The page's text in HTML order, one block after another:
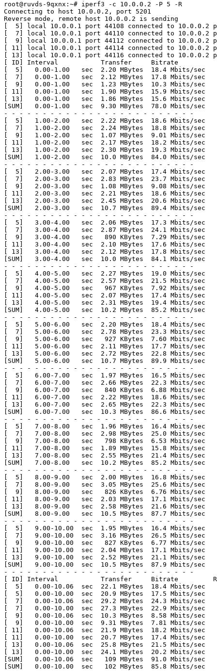
root@ruvds-9qxnx:~# iperf3 -c 10.0.0.2 -P 5 -R
Connecting to host 10.0.0.2, port 5201
Reverse mode, remote host 10.0.0.2 is sending
[  5] local 10.0.0.1 port 44108 connected to 10.0.0.2
[  7] local 10.0.0.1 port 44110 connected to 10.0.0.2
[  9] local 10.0.0.1 port 44112 connected to 10.0.0.2
[ 11] local 10.0.0.1 port 44114 connected to 10.0.0.2
[ 13] local 10.0.0.1 port 44116 connected to 10.0.0.2
[ ID] Interval           Transfer     Bitrate
[  5]   0.00-1.00   sec  2.20 MBytes
[  7]   0.00-1.00   sec  2.12 MBytes
[  9]   0.00-1.00   sec  1.23 MBytes
[ 11]   0.00-1.00   sec  1.90 MBytes
[ 13]   0.00-1.00   sec  1.86 MBytes
[SUM]   0.00-1.00   sec  9.30 MBytes
- - - - - - - - - - - - - - - - - - - - - - - - -
[  5]   1.00-2.00   sec  2.22 MBytes
[  7]   1.00-2.00   sec  2.24 MBytes
[  9]   1.00-2.00   sec  1.07 MBytes
[ 11]   1.00-2.00   sec  2.17 MBytes
[ 13]   1.00-2.00   sec  2.30 MBytes
[SUM]   1.00-2.00   sec  10.0 MBytes
- - - - - - - - - - - - - - - - - - - - - - - - -
[  5]   2.00-3.00   sec  2.07 MBytes
[  7]   2.00-3.00   sec  2.83 MBytes
[  9]   2.00-3.00   sec  1.08 MBytes
[ 11]   2.00-3.00   sec  2.21 MBytes
[ 13]   2.00-3.00   sec  2.45 MBytes
[SUM]   2.00-3.00   sec  10.7 MBytes
- - - - - - - - - - - - - - - - - - - - - - - - -
[  5]   3.00-4.00   sec  2.06 MBytes
[  7]   3.00-4.00   sec  2.87 MBytes
[  9]   3.00-4.00   sec   890 KBytes
[ 11]   3.00-4.00   sec  2.10 MBytes
[ 13]   3.00-4.00   sec  2.12 MBytes
[SUM]   3.00-4.00   sec  10.0 MBytes
- - - - - - - - - - - - - - - - - - - - - - - - -
[  5]   4.00-5.00   sec  2.27 MBytes
[  7]   4.00-5.00   sec  2.57 MBytes
[  9]   4.00-5.00   sec   967 KBytes
[ 11]   4.00-5.00   sec  2.07 MBytes
[ 13]   4.00-5.00   sec  2.31 MBytes
[SUM]   4.00-5.00   sec  10.2 MBytes
- - - - - - - - - - - - - - - - - - - - - - - - -
[  5]   5.00-6.00   sec  2.20 MBytes
[  7]   5.00-6.00   sec  2.78 MBytes
[  9]   5.00-6.00   sec   927 KBytes
[ 11]   5.00-6.00   sec  2.11 MBytes
[ 13]   5.00-6.00   sec  2.72 MBytes
[SUM]   5.00-6.00   sec  10.7 MBytes
- - - - - - - - - - - - - - - - - - - - - - - - -
[  5]   6.00-7.00   sec  1.97 MBytes
[  7]   6.00-7.00   sec  2.66 MBytes
[  9]   6.00-7.00   sec   840 KBytes
[ 11]   6.00-7.00   sec  2.22 MBytes
[ 13]   6.00-7.00   sec  2.65 MBytes
[SUM]   6.00-7.00   sec  10.3 MBytes
- - - - - - - - - - - - - - - - - - - - - - - - -
[  5]   7.00-8.00   sec  1.96 MBytes
[  7]   7.00-8.00   sec  2.98 MBytes
[  9]   7.00-8.00   sec   798 KBytes  6.53 Mbits/sec
[ 11]   7.00-8.00   sec  1.89 MBytes
[ 13]   7.00-8.00   sec  2.55 MBytes
[SUM]   7.00-8.00   sec  10.2 MBytes
- - - - - - - - - - - - - - - - - - - - - - - - -
[  5]   8.00-9.00   sec  2.00 MBytes
[  7]   8.00-9.00   sec  3.05 MBytes
[  9]   8.00-9.00   sec   826 KBytes
[ 11]   8.00-9.00   sec  2.03 MBytes
[ 13]   8.00-9.00   sec  2.58 MBytes
[SUM]   8.00-9.00   sec  10.5 MBytes
- - - - - - - - - - - - - - - - - - - - - - - - -
[  5]   9.00-10.00  sec  1.95 MBytes
[  7]   9.00-10.00  sec  3.16 MBytes
[  9]   9.00-10.00  sec   827 KBytes
[ 11]   9.00-10.00  sec  2.04 MBytes
[ 13]   9.00-10.00  sec  2.52 MBytes
[SUM]   9.00-10.00  sec  10.5 MBytes
- - - - - - - - - - - - - - - - - - - - - - - - -
[ ID] Interval           Transfer     Bitrate
[  5]   0.00-10.06  sec  22.1 MBytes  18.4 Mbits/
[  5]   0.00-10.00  sec  20.9 MBytes  17.5 Mbits/
[  7]   0.00-10.06  sec  29.2 MBytes  24.3 Mbits/
[  7]   0.00-10.00  sec  27.3 MBytes  22.9 Mbits/
[  9]   0.00-10.06  sec  10.3 MBytes  8.58 Mbits/
[  9]   0.00-10.00  sec  9.31 MBytes  7.81 Mbits/
[ 11]   0.00-10.06  sec  21.9 MBytes  18.2 Mbits/
[ 11]   0.00-10.00  sec  20.7 MBytes  17.4 Mbits/
[ 13]   0.00-10.06  sec  25.8 MBytes  21.5 Mbits/
[ 13]   0.00-10.00  sec  24.1 MBytes  20.2 Mbits/
[SUM]   0.00-10.06  sec   109 MBytes  91.0 Mbits/
[SUM]   0.00-10.00  sec   102 MBytes  85.8 Mbits/